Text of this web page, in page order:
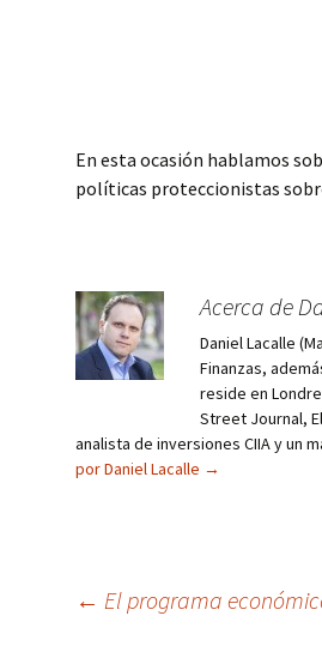
En esta ocasión hablamos
políticas proteccionistas
Acerca de
Daniel Lacalle
Finanzas,
reside en
Street Journal,
analista de inversiones CIIA y un
por Daniel Lacalle →
← El programa